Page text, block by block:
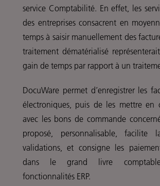
service Comptabilité. En effet, les
des entreprises consacrent en
temps à saisir manuellement des
traitement dématérialisé
gain de temps par rapport à un
DocuWare permet d’enregistrer les
électroniques, puis de les mettre en
avec les bons de commande
proposé, personnalisable, facilite
validations, et consigne les
dans le grand livre
fonctionnalités ERP.